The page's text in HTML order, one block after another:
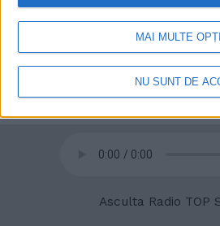
retrageți consimțământul în orice
și făcând clic pe butonul
paginii web.
MAI MULTE
NU SUNT DE
Asculta Radio TOP